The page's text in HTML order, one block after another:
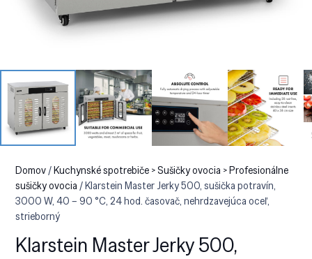
Domov/Kuchynské spotrebiče > Sušičky ovocia > Profesionálne
sušičky ovocia / Klarstein Master Jerky 500, sušička potravín,
3000 W, 40 – 90 °C, 24 hod. časovač, nehrdzavejúca oceľ,
strieborný
Klarstein Master Jerky 500,